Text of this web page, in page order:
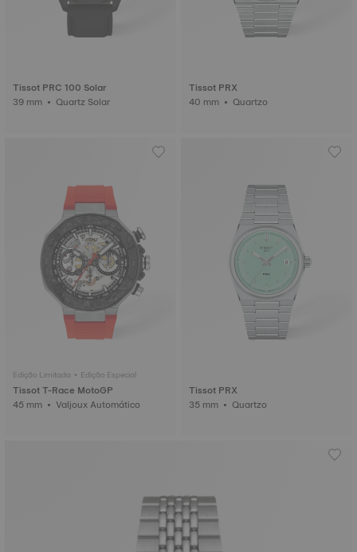
Tissot PRC 100 Solar
39 mm • Quartz Solar
Tissot PRX
40 mm • Quartzo
Edição Limitada • Edição Especial
Tissot T-Race MotoGP
45 mm • Valjoux Automático
Tissot PRX
35 mm • Quartzo